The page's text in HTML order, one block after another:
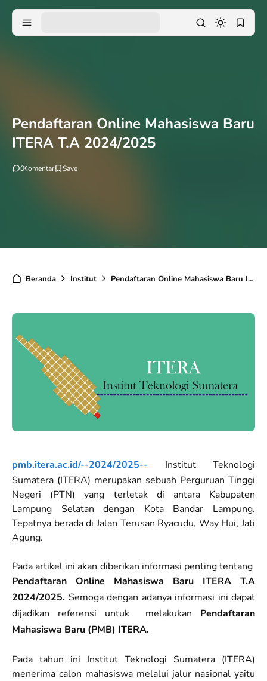
Pendaftaran Online Mahasiswa Baru
ITERA T.A 2024/2025
0Komentar
Beranda Institut Pendaftaran Online Mahasiswa Baru ITERA T.A 2024/2025
pmb.itera.ac.id/--2024/2025-- Institut Teknologi
Sumatera (ITERA) merupakan sebuah Perguruan Tinggi
Negeri (PTN) yang terletak di antara Kabupaten
Lampung Selatan dengan Kota Bandar Lampung.
Tepatnya berada di Jalan Terusan Ryacudu, Way Hui, Jati
Agung.
Pada artikel ini akan diberikan informasi penting tentang
Pendaftaran Online Mahasiswa Baru ITERA T.A
2024/2025. Semoga dengan adanya informasi ini dapat
dijadikan referensi untuk melakukan Pendaftaran
Mahasiswa Baru (PMB) ITERA.
Pada tahun ini Institut Teknologi Sumatera (ITERA)
menerima calon mahasiswa melalui jalur nasional yaitu